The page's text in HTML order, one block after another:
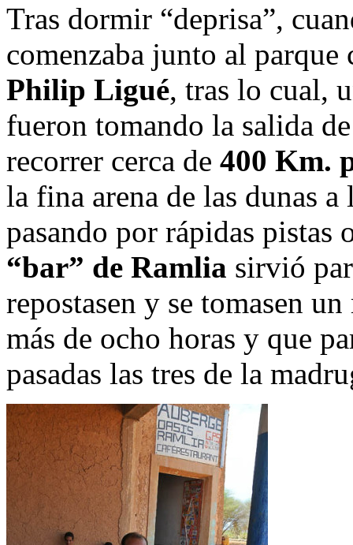
Tras dormir “deprisa”,
comenzaba junto al
Philip Ligué, tras lo cual,
fueron tomando la salida
recorrer cerca de 400 Km.
la fina arena de las dunas a
pasando por rápidas
“bar” de Ramlia sirvió
repostasen y se tomasen
más de ocho horas y que
pasadas las tres de la